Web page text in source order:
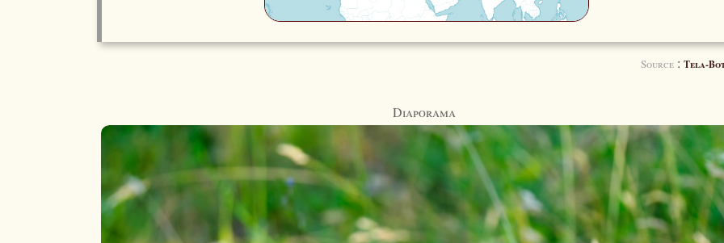
Source: Tela-
Diaporama